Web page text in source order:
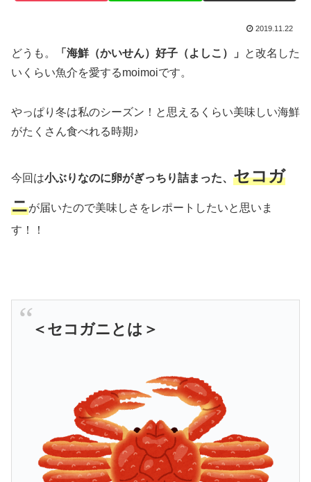
2019.11.22
どうも。 「海鮮（かいせん）好子（よしこ）」
と改名した
いくらい魚介を愛するmoimoiです。
やっぱり冬は私のシーズン！と思えるくらい美味しい海鮮
がたくさん食べれる時期♪
今回は小ぶりなのに卵がぎっちり詰まった、 セコガ
ニが届いたので美味しさをレポートしたいと思いま
す！！
＜セコガニとは＞